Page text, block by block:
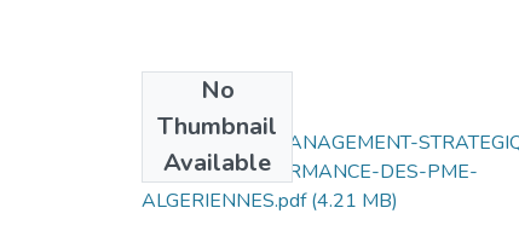
No
Thumbnail
Available
L’IMPACT-DU-MANAGEMENT-
SUR-LA-PERFORMANCE-DES-PME-
ALGERIENNES.pdf(4.21 MB)